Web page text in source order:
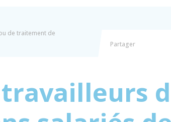
de traitement de
Partager